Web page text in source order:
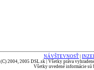
NÁVŠTEVNOSŤ
(C) 2004, 2005 DSL.sk | Všetky práva
Všetky uvedené informácie sú